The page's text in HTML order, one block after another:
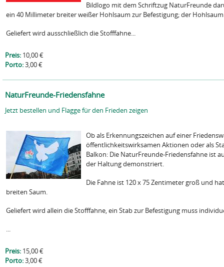
Bildlogo mit dem Schriftzug NaturFreunde
ein 40 Millimeter breiter weißer Hohlsaum zur Befestigung; der
Geliefert wird ausschließlich die Stofffahne...
Preis: 10,00 €
Porto:3,00 €
NaturFreunde-Friedensfahne
Jetzt bestellen und Flagge für den Frieden zeigen
Ob als Erkennungszeichen auf einer
öffentlichkeitswirksamen Aktionen oder als
Balkon: Die NaturFreunde-Friedensfahne ist
der Haltung demonstriert.
Die Fahne ist 120 x 75 Zentimeter groß und
breiten Saum.
Geliefert wird allein die Stofffahne, ein Stab zur Befestigung muss
...
Preis: 15,00 €
Porto:3,00 €